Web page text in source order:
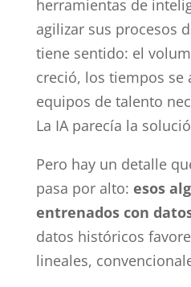
herramientas de
agilizar sus procesos
tiene sentido: el
creció, los tiempos se
equipos de talento
La IA parecía la
Pero hay un detalle
pasa por alto: esos
entrenados con
datos históricos
lineales,